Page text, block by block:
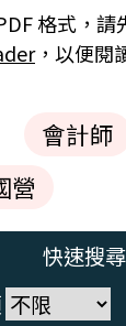
格式，請
，以便閱
會計師
營
快速搜尋